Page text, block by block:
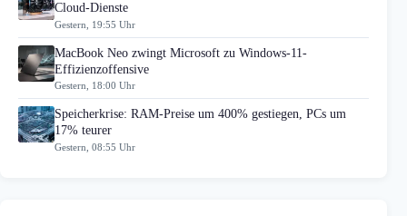
Cloud-Dienste
Gestern, 19:55 Uhr
MacBook Neo zwingt Microsoft zu Windows-11-
Effizienzoffensive
Gestern, 18:00 Uhr
Speicherkrise: RAM-Preise um 400% gestiegen, PCs um
17% teurer
Gestern, 08:55 Uhr